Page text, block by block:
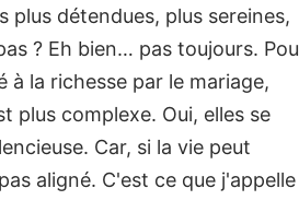
plus détendues, plus sereines,
? Eh bien… pas toujours.
à la richesse par le mariage,
plus complexe. Oui, elles se
Car, si la vie peut
aligné. C'est ce que j'appelle